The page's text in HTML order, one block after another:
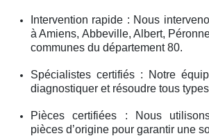
Intervention rapide : Nous
à Amiens, Abbeville, Albert,
communes du département 80.
Spécialistes certifiés : Notre
diagnostiquer et résoudre tous
Pièces certifiées : Nous
pièces d’origine pour garantir une